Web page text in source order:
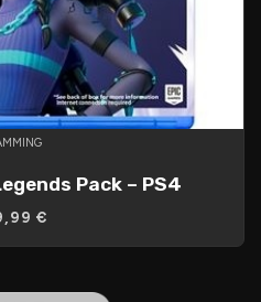
Pack – PS4
€